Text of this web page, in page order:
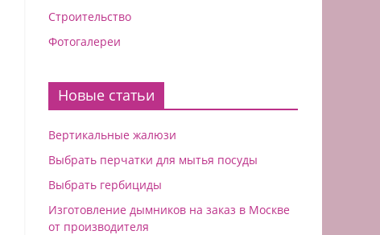
Строительство
Фотогалереи
Новые статьи
Вертикальные жалюзи
Выбрать перчатки для мытья посуды
Выбрать гербициды
Изготовление дымников на заказ в Москве
от производителя